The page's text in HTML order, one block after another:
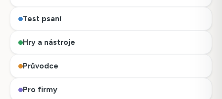
Test psaní
Hry a nástroje
Průvodce
Pro firmy